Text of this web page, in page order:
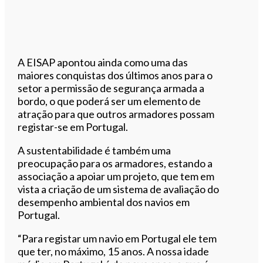
A EISAP apontou ainda como uma das
maiores conquistas dos últimos anos para o
setor a permissão de segurança armada a
bordo, o que poderá ser um elemento de
atração para que outros armadores possam
registar-se em Portugal.
A sustentabilidade é também uma
preocupação para os armadores, estando a
associação a apoiar um projeto, que tem em
vista a criação de um sistema de avaliação do
desempenho ambiental dos navios em
Portugal.
“Para registar um navio em Portugal ele tem
que ter, no máximo, 15 anos. A nossa idade